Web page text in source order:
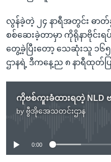
လွန်ခဲ့တဲ့ ၂၄ နာရီအတွင်း ဓာတ်ခွဲ
စစ်ဆေးခဲ့တာမှာ ကိုရိုနာဗိုင်းရ
တွေ့ခဲ့ပြီးတော့ သေဆုံးသူ ၁၆
ဌာနရဲ့ ဒီကနေ့ည ၈ နာရီထုတ်ပြ
by ဗွီအိုအေသတင်းဌာန
No media
0:00